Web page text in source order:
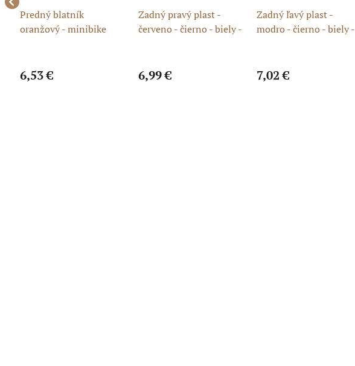
Predný blatník
oranžový - minibike
6,53 €
Zadný pravý plast -
červeno - čierno - biely -
6,99 €
Zadný ľavý plast -
modro - čierno - biely -
7,02 €